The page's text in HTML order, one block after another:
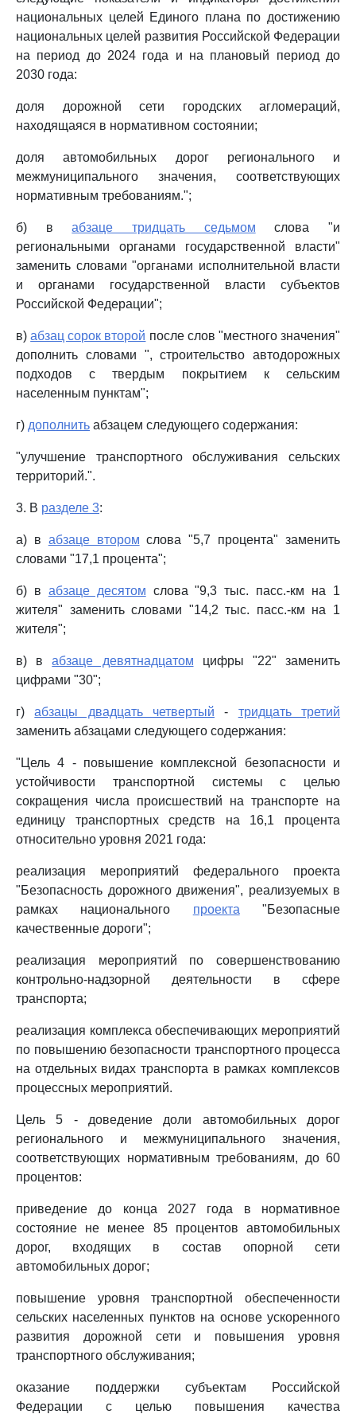
национальных целей Единого плана по достижению
национальных целей развития Российской Федерации
на период до 2024 года и на плановый период до
2030 года:
доля дорожной сети городских агломераций,
находящаяся в нормативном состоянии;
доля автомобильных дорог регионального и
межмуниципального значения, соответствующих
нормативным требованиям.";
б) вабзаце тридцать седьмом слова "и
региональными органами государственной власти"
заменить словами "органами исполнительной власти
и органами государственной власти субъектов
Российской Федерации";
в)абзац сорок второй после слов "местного значения"
дополнить словами ", строительство автодорожных
подходов с твердым покрытием к сельским
населенным пунктам";
г) дополнить абзацем следующего содержания:
"улучшение транспортного обслуживания сельских
территорий.".
3. В разделе 3:
а) в абзаце втором слова "5,7 процента" заменить
словами "17,1 процента";
б) в абзаце десятом слова "9,3 тыс. пасс.-км на 1
жителя" заменить словами "14,2 тыс. пасс.-км на 1
жителя";
в) вабзаце девятнадцатом цифры "22" заменить
цифрами "30";
г)абзацы двадцать четвертый - тридцать третий
заменить абзацами следующего содержания:
"Цель 4 - повышение комплексной безопасности и
устойчивости транспортной системы с целью
сокращения числа происшествий на транспорте на
единицу транспортных средств на 16,1 процента
относительно уровня 2021 года:
реализация мероприятий федерального проекта
"Безопасность дорожного движения", реализуемых в
рамках национального проекта "Безопасные
качественные дороги";
реализация мероприятий по совершенствованию
контрольно-надзорной деятельности в сфере
транспорта;
реализация комплекса обеспечивающих мероприятий
по повышению безопасности транспортного процесса
на отдельных видах транспорта в рамках комплексов
процессных мероприятий.
Цель 5 - доведение доли автомобильных дорог
регионального и межмуниципального значения,
соответствующих нормативным требованиям, до 60
процентов:
приведение до конца 2027 года в нормативное
состояние не менее 85 процентов автомобильных
дорог, входящих в состав опорной сети
автомобильных дорог;
повышение уровня транспортной обеспеченности
сельских населенных пунктов на основе ускоренного
развития дорожной сети и повышения уровня
транспортного обслуживания;
оказание поддержки субъектам Российской
Федерации с целью повышения качества